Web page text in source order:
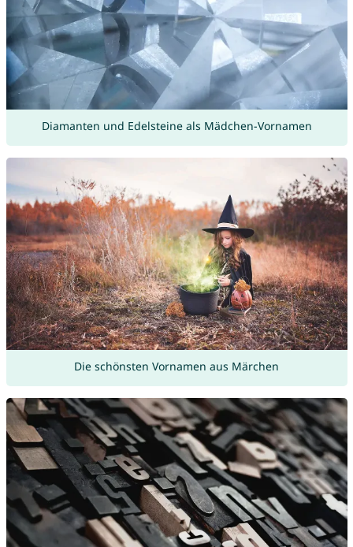
Diamanten und Edelsteine als Mädchen-Vornamen
Die schönsten Vornamen aus Märchen